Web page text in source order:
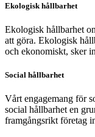
Ekologisk hållbarhet
Ekologisk hållbarhet
att göra. Ekologisk
och ekonomiskt, sker
Social hållbarhet
Vårt engagemang för
social hållbarhet en
framgångsrikt företag